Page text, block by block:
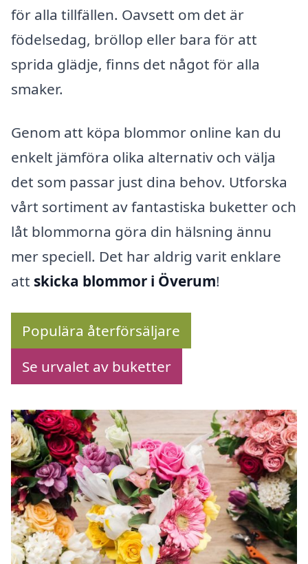
för alla tillfällen. Oavsett om det är
födelsedag, bröllop eller bara för att
sprida glädje, finns det något för alla
smaker.
Genom att köpa blommor online kan du
enkelt jämföra olika alternativ och välja
det som passar just dina behov. Utforska
vårt sortiment av fantastiska buketter och
låt blommorna göra din hälsning ännu
mer speciell. Det har aldrig varit enklare
att skicka blommor i Överum!
Populära återförsäljare
Se urvalet av buketter